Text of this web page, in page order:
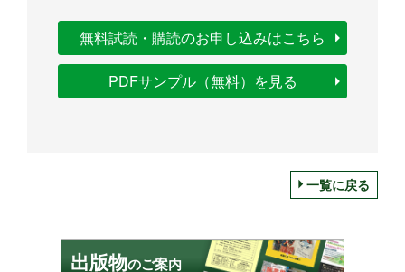
無料試読・購読のお申し込みはこちら
PDFサンプル（無料）を見る
一覧に戻る
出版物のご案内